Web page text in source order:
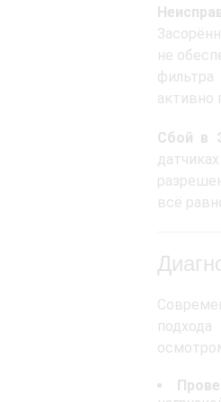
не
активно
Сбой в
всё